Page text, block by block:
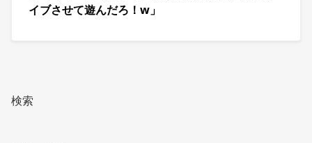
イブさせて遊んだろ！w」
検索